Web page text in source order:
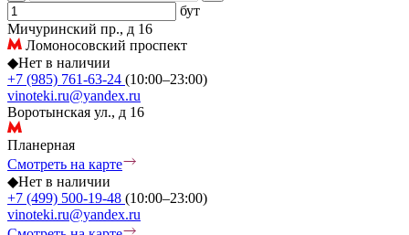
бут
Мичуринский пр., д 16
Ломоносовский проспект
◆Нет в наличии
+7 (985) 761-63-24 (10:00–23:00)
vinoteki.ru@yandex.ru
Воротынская ул., д 16
Планерная
Смотреть на карте
◆Нет в наличии
+7 (499) 500-19-48 (10:00–23:00)
vinoteki.ru@yandex.ru